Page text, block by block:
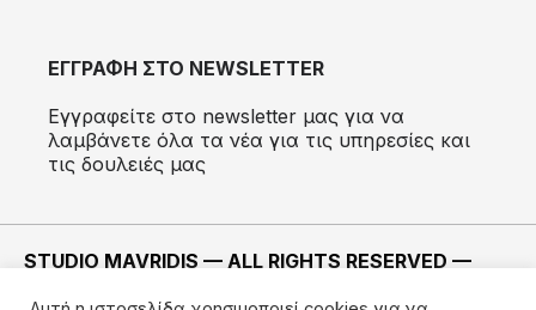
ΕΓΓΡΑΦΗ ΣΤΟ NEWSLETTER
Εγγραφείτε στο newsletter μας για να
λαμβάνετε όλα τα νέα για τις υπηρεσίες και
τις δουλειές μας
STUDIO MAVRIDIS — ALL RIGHTS RESERVED —